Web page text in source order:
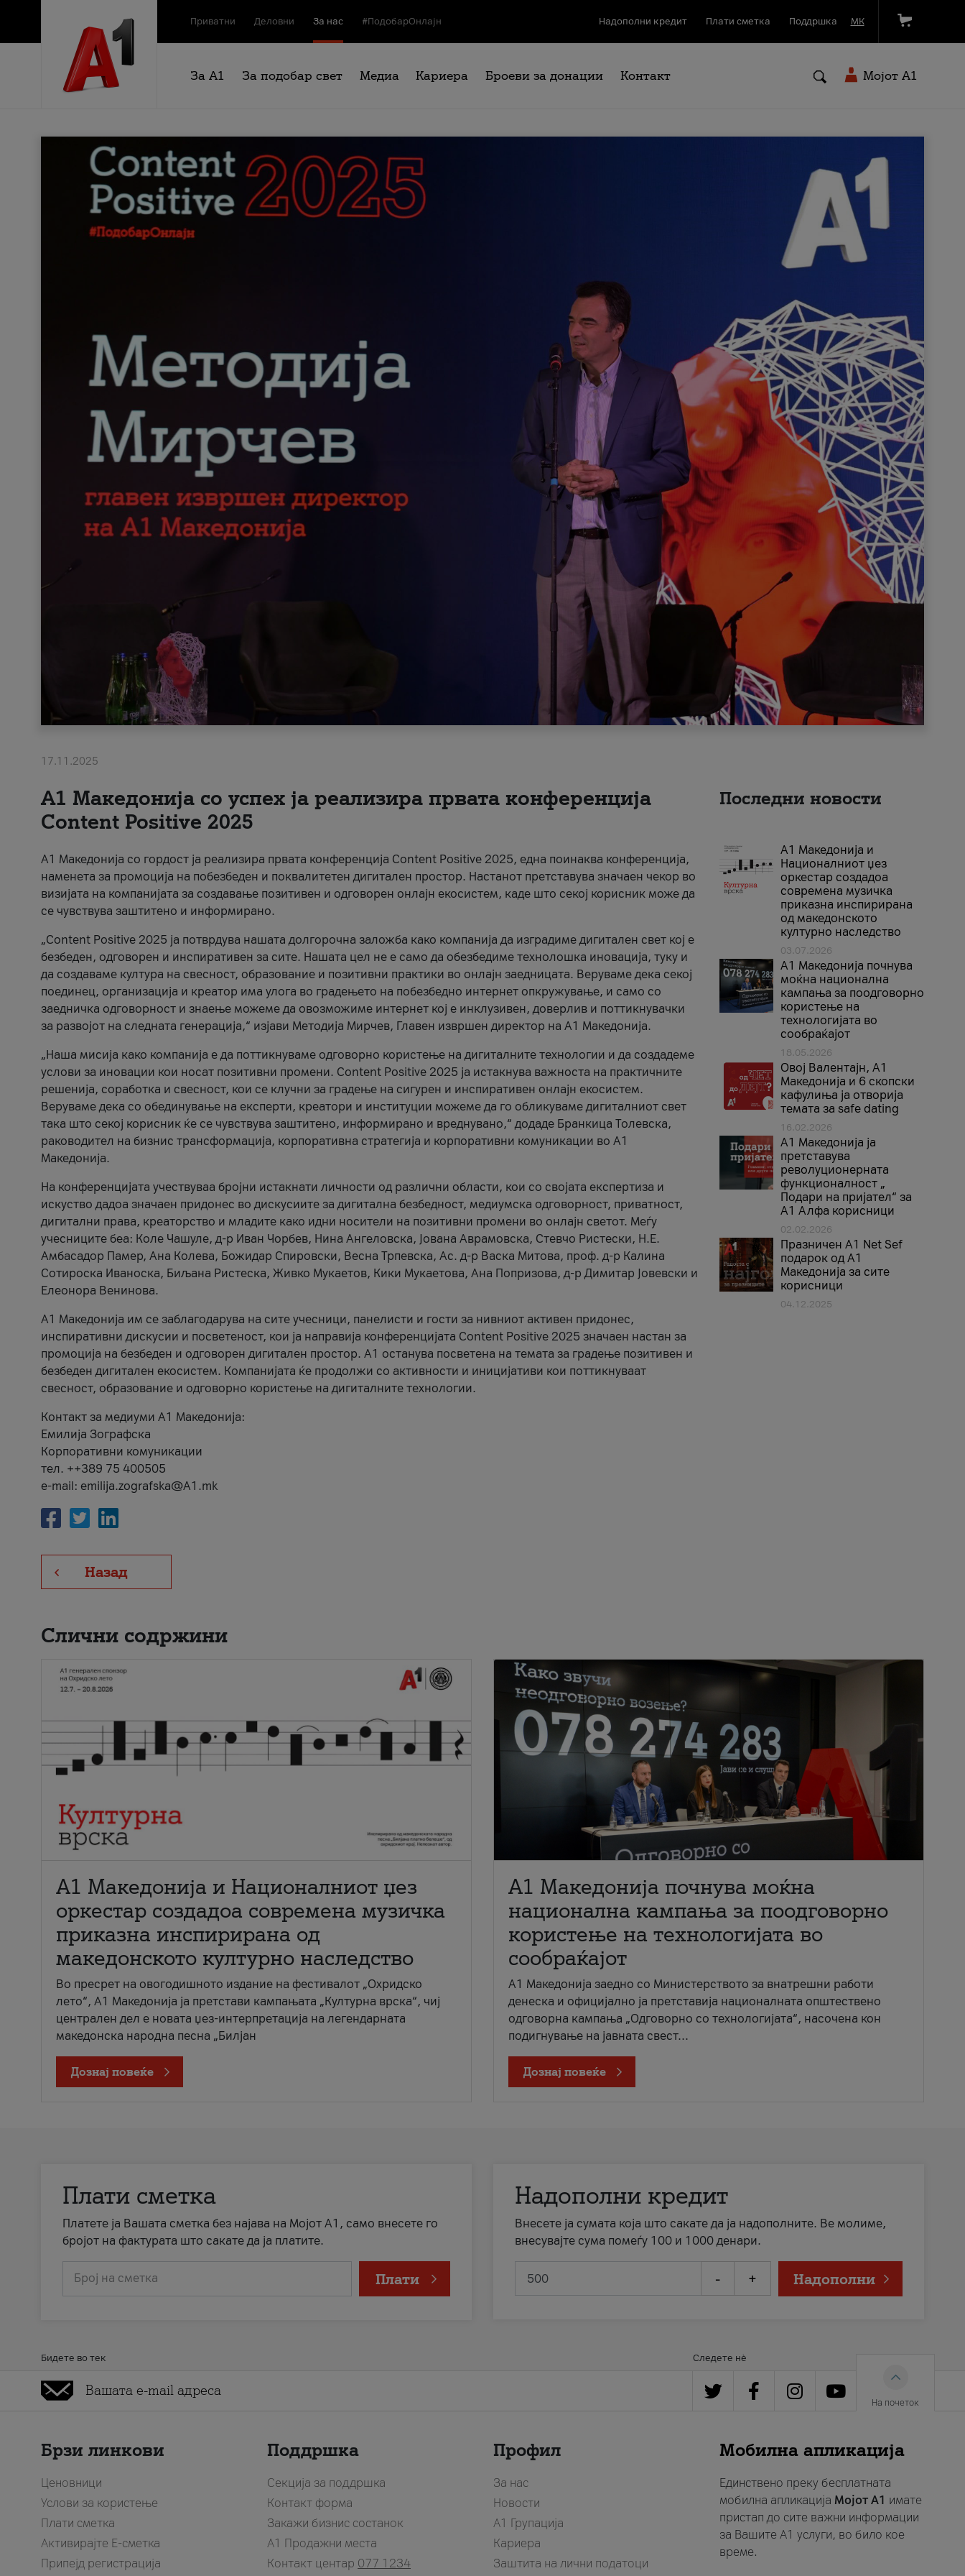
Приватни Деловни За нас #ПодобарОнлајн Надополни кредит Плати сметка Поддршка МК
За А1 За подобар свет Медиа Кариера Броеви за донации Контакт Мојот A1
17.11.2025
А1 Македонија со успех ја реализира првата конференција
Content Positive 2025
А1 Македонија со гордост ја реализира првата конференција Content Positive 2025, една поинаква конференција,
наменета за промоција на побезбеден и поквалитетен дигитален простор. Настанот претставува значаен чекор во
визијата на компанијата за создавање позитивен и одговорен онлајн екосистем, каде што секој корисник може да
се чувствува заштитено и информирано.
„Content Positive 2025 ја потврдува нашата долгорочна заложба како компанија да изградиме дигитален свет кој е
безбеден, одговорен и инспиративен за сите. Нашата цел не е само да обезбедиме технолошка иновација, туку и
да создаваме култура на свесност, образование и позитивни практики во онлајн заедницата. Веруваме дека секој
поединец, организација и креатор има улога во градењето на побезбедно интернет опкружување, и само со
заедничка одговорност и знаење можеме да овозможиме интернет кој е инклузивен, доверлив и поттикнувачки
за развојот на следната генерација,“ изјави Методија Мирчев, Главен извршен директор на А1 Македонија.
„Наша мисија како компанија е да поттикнуваме одговорно користење на дигиталните технологии и да создадеме
услови за иновации кои носат позитивни промени. Content Positive 2025 ја истакнува важноста на практичните
решенија, соработка и свесност, кои се клучни за градење на сигурен и инспиративен онлајн екосистем.
Веруваме дека со обединување на експерти, креатори и институции можеме да го обликуваме дигиталниот свет
така што секој корисник ќе се чувствува заштитено, информирано и вреднувано,“ додаде Бранкица Толевска,
раководител на бизнис трансформација, корпоративна стратегија и корпоративни комуникации во А1
Македонија.
На конференцијата учествуваа бројни истакнати личности од различни области, кои со својата експертиза и
искуство дадоа значаен придонес во дискусиите за дигитална безбедност, медиумска одговорност, приватност,
дигитални права, креаторство и младите како идни носители на позитивни промени во онлајн светот. Меѓу
учесниците беа: Коле Чашуле, д-р Иван Чорбев, Нина Ангеловска, Јована Аврамовска, Стевчо Ристески, Н.Е.
Амбасадор Памер, Ана Колева, Божидар Спировски, Весна Трпевска, Ас. д-р Васка Митова, проф. д-р Калина
Сотироска Иваноска, Биљана Ристеска, Живко Мукаетов, Кики Мукаетова, Ана Попризова, д-р Димитар Јовевски и
Елеонора Венинова.
А1 Македонија им се заблагодарува на сите учесници, панелисти и гости за нивниот активен придонес,
инспиративни дискусии и посветеност, кои ја направија конференцијата Content Positive 2025 значаен настан за
промоција на безбеден и одговорен дигитален простор. А1 останува посветена на темата за градење позитивен и
безбеден дигитален екосистем. Компанијата ќе продолжи со активности и иницијативи кои поттикнуваат
свесност, образование и одговорно користење на дигиталните технологии.
Контакт за медиуми А1 Македонија:
Емилија Зографска
Корпоративни комуникации
тел. ++389 75 400505
e-mail: emilija.zografska@A1.mk
Назад
Последни новости
А1 Македонија и
Националниот џез
оркестар создадоа
современа музичка
приказна инспирирана
од македонското
културно наследство
03.07.2026
A1 Македонија почнува
моќна национална
кампања за поодговорно
користење на
технологијата во
сообраќајот
18.05.2026
Овој Валентајн, A1
Македонија и 6 скопски
кафулиња ја отворија
темата за safe dating
16.02.2026
А1 Македонија ја
претставува
револуционерната
функционалност „
Подари на пријател“ за
А1 Алфа корисници
02.02.2026
Празничен A1 Net Sеf
подарок од А1
Македонија за сите
корисници
04.12.2025
Слични содржини
А1 Македонија и Националниот џез
оркестар создадоа современа музичка
приказна инспирирана од
македонското културно наследство
Во пресрет на овогодишното издание на фестивалот „Охридско
лето“, А1 Македонија ја претстави кампањата „Културна врска“, чиј
централен дел е новата џез-интерпретација на легендарната
македонска народна песна „Билјан
Дознај повеќе
A1 Македонија почнува моќна
национална кампања за поодговорно
користење на технологијата во
сообраќајот
A1 Македонија заедно со Министерството за внатрешни работи
денеска и официјално ја претставија националната општествено
одговорна кампања „Одговорно со технологијата“, насочена кон
подигнување на јавната свест...
Дознај повеќе
Плати сметка
Платете ја Вашата сметка без најава на Мојот А1, само внесете го
бројот на фактурата што сакате да ја платите.
Број на сметка Плати
Надополни кредит
Внесете ја сумата која што сакате да ја надополните. Ве молиме,
внесувајте сума помеѓу 100 и 1000 денари.
- + Надополни
Бидете во тек Следете нè
На почеток
Брзи линкови
Ценовници
Услови за користење
Плати сметка
Активирајте Е-сметка
Припејд регистрација
Поддршка
Секција за поддршка
Контакт форма
Закажи бизнис состанок
A1 Продажни места
Контакт центар 077 1234
Профил
За нас
Новости
А1 Групација
Кариера
Заштита на лични податоци
Мобилна апликација
Единствено преку бесплатната
мобилна апликација Мојот A1 имате
пристап до сите важни информации
за Вашите A1 услуги, во било кое
време.